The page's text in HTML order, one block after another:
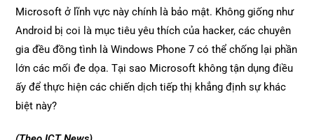
Microsoft ở lĩnh vực này chính là bảo mật. Không giống như
Android bị coi là mục tiêu yêu thích của hacker, các chuyên
gia đều đồng tình là Windows Phone 7 có thể chống lại phần
lớn các mối đe dọa. Tại sao Microsoft không tận dụng điều
ấy để thực hiện các chiến dịch tiếp thị khẳng định sự khác
biệt này?